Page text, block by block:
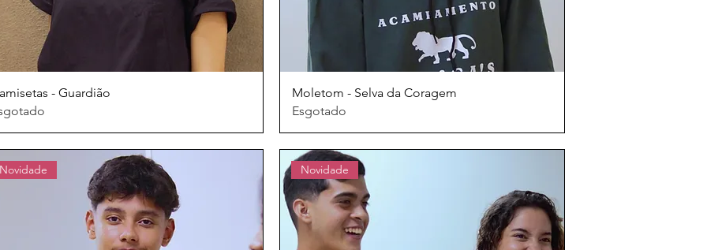
- Guardião
Moletom - Selva da Coragem
Esgotado
Novidade Novidade